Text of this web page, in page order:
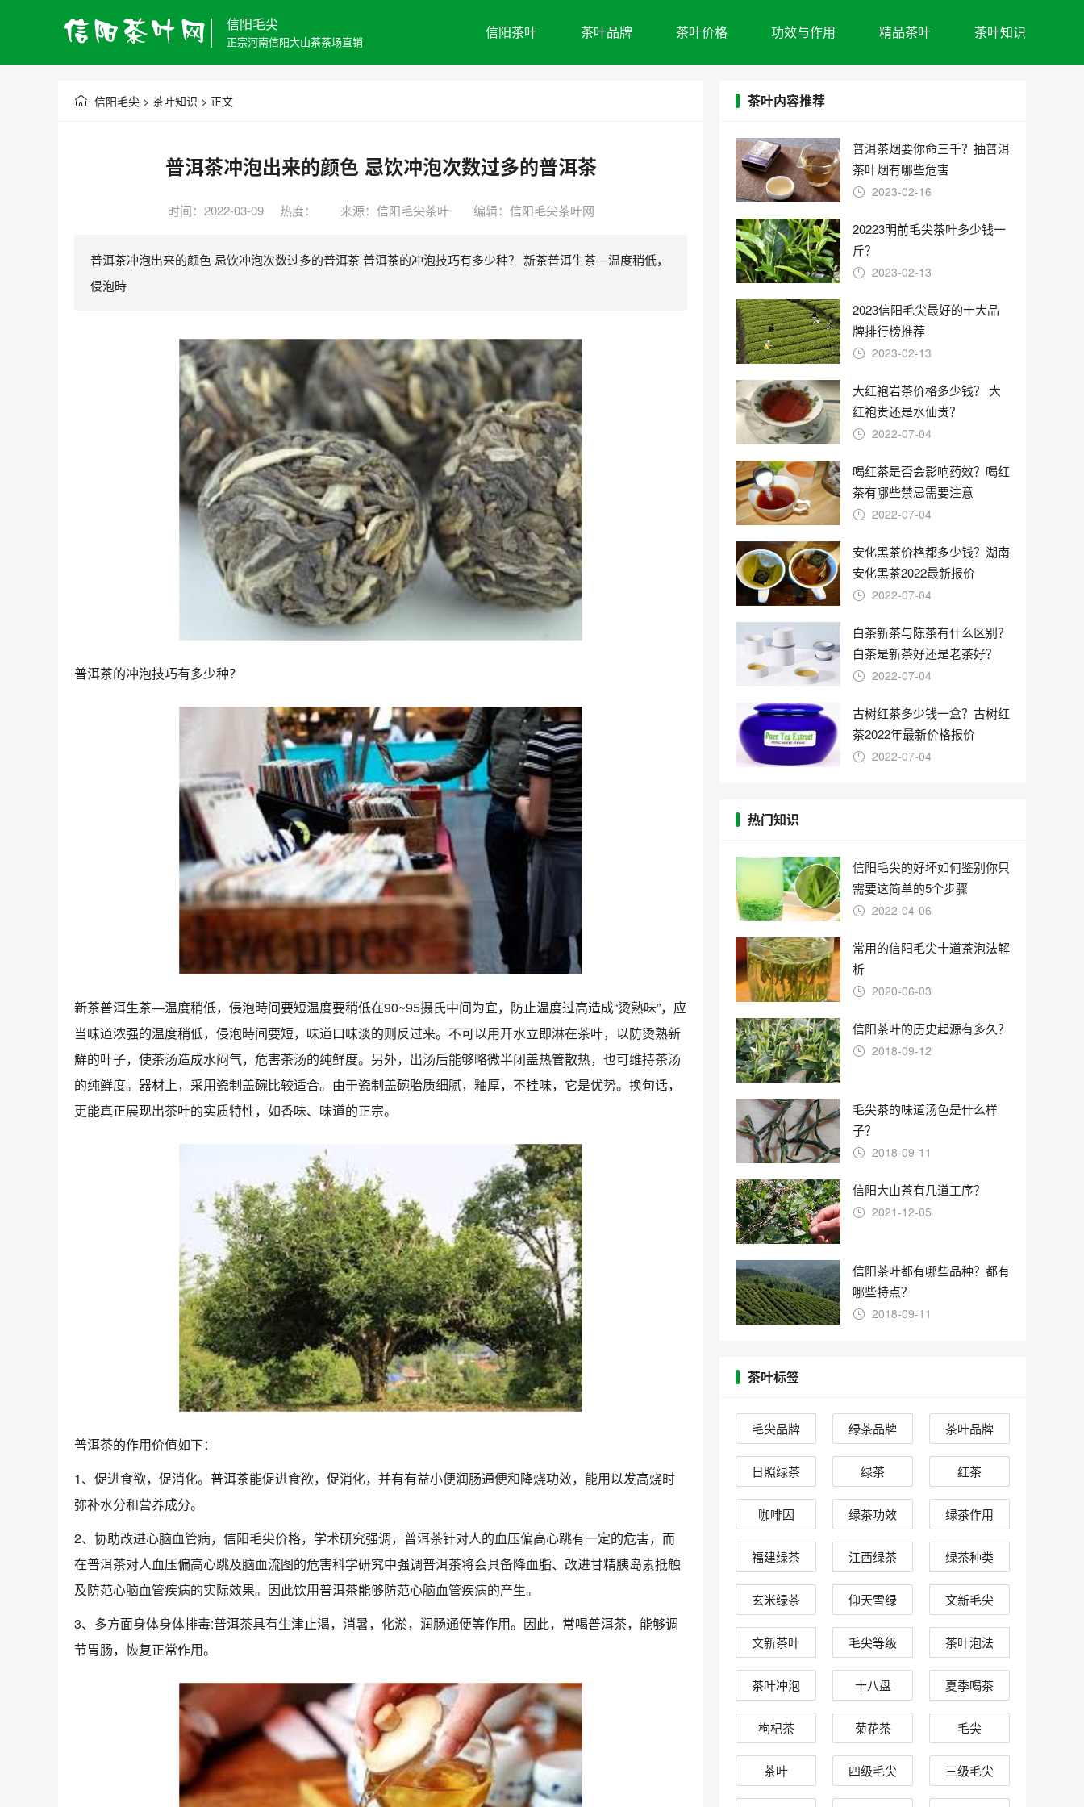
信阳毛尖
正宗河南信阳大山茶茶场直销
信阳茶叶 茶叶品牌 茶叶价格 功效与作用 精品茶叶 茶叶知识
信阳毛尖 > 茶叶知识 > 正文
普洱茶冲泡出来的颜色 忌饮冲泡次数过多的普洱茶
时间：2022-03-09 热度： 来源： 信阳毛尖茶叶 编辑：信阳毛尖茶叶网
普洱茶冲泡出来的颜色 忌饮冲泡次数过多的普洱茶 普洱茶的冲泡技巧有多少种？ 新茶普洱生茶—温度稍低，
侵泡時
普洱茶的冲泡技巧有多少种？
新茶普洱生茶—温度稍低，侵泡時间要短温度要稍低在90~95摄氏中间为宜，防止温度过高造成“烫熟味”，应
当味道浓强的温度稍低，侵泡時间要短，味道口味淡的则反过来。不可以用开水立即淋在茶叶，以防烫熟新
鮮的叶子，使茶汤造成水闷气，危害茶汤的纯鲜度。另外，出汤后能够略微半闭盖热管散热，也可维持茶汤
的纯鲜度。器材上，采用瓷制盖碗比较适合。由于瓷制盖碗胎质细腻，釉厚，不挂味，它是优势。换句话，
更能真正展现出茶叶的实质特性，如香味、味道的正宗。
普洱茶的作用价值如下：
1、促进食欲，促消化。普洱茶能促进食欲，促消化，并有有益小便润肠通便和降烧功效，能用以发高烧时
弥补水分和营养成分。
2、协助改进心脑血管病， 信阳毛尖价格，学术研究强调，普洱茶针对人的血压偏高心跳有一定的危害，而
在普洱茶对人血压偏高心跳及脑血流图的危害科学研究中强调普洱茶将会具备降血脂、改进甘精胰岛素抵触
及防范心脑血管疾病的实际效果。因此饮用普洱茶能够防范心脑血管疾病的产生。
3、多方面身体身体排毒:普洱茶具有生津止渴，消暑，化淤，润肠通便等作用。因此，常喝普洱茶，能够调
节胃肠，恢复正常作用。
茶叶内容推荐
普洱茶烟要你命三千？抽普洱
茶叶烟有哪些危害
2023-02-16
20223明前毛尖茶叶多少钱一
斤？
2023-02-13
2023信阳毛尖最好的十大品
牌排行榜推荐
2023-02-13
大红袍岩茶价格多少钱？ 大
红袍贵还是水仙贵？
2022-07-04
喝红茶是否会影响药效？喝红
茶有哪些禁忌需要注意
2022-07-04
安化黑茶价格都多少钱？湖南
安化黑茶2022最新报价
2022-07-04
白茶新茶与陈茶有什么区别？
白茶是新茶好还是老茶好？
2022-07-04
古树红茶多少钱一盒？古树红
茶2022年最新价格报价
2022-07-04
热门知识
信阳毛尖的好坏如何鉴别你只
需要这简单的5个步骤
2022-04-06
常用的信阳毛尖十道茶泡法解
析
2020-06-03
信阳茶叶的历史起源有多久？
2018-09-12
毛尖茶的味道汤色是什么样
子？
2018-09-11
信阳大山茶有几道工序？
2021-12-05
信阳茶叶都有哪些品种？都有
哪些特点？
2018-09-11
茶叶标签
毛尖品牌 绿茶品牌 茶叶品牌
日照绿茶 绿茶 红茶
咖啡因 绿茶功效 绿茶作用
福建绿茶 江西绿茶 绿茶种类
玄米绿茶 仰天雪绿 文新毛尖
文新茶叶 毛尖等级 茶叶泡法
茶叶冲泡 十八盘 夏季喝茶
枸杞茶 菊花茶 毛尖
茶叶 四级毛尖 三级毛尖